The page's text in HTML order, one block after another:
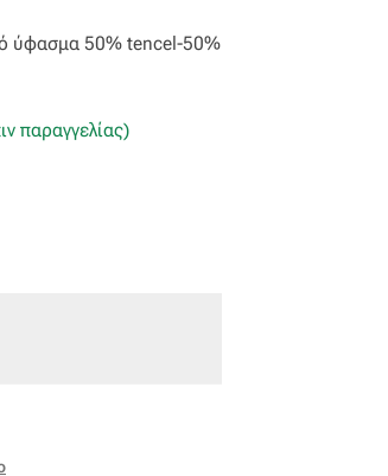
ύφασμα 50% tencel-50%
παραγγελίας)